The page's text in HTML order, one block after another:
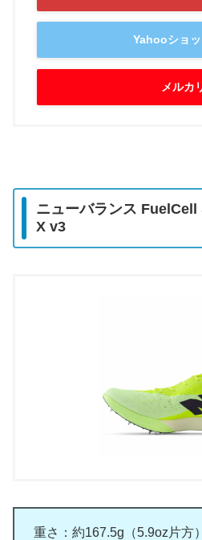
Yahooショ
メルカ
ニューバランス
X v3
重さ：約167.5g（5.9oz片方）